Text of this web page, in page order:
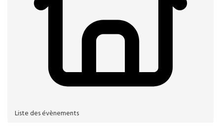
Liste des évènements